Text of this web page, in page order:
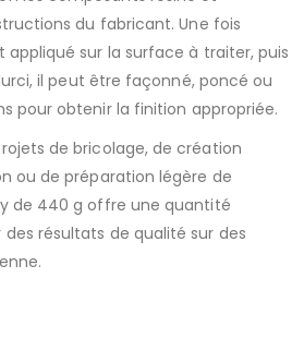
du fabricant. Une fois
sur la surface à traiter, puis
il peut être façonné, poncé ou
pour obtenir la finition appropriée.
de bricolage, de création
ou de préparation légère de
de 440 g offre une quantité
résultats de qualité sur des